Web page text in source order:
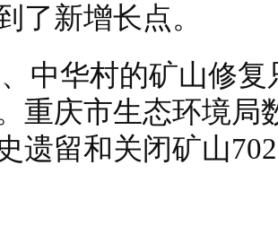
了新增长点。
中华村的矿山修
重庆市生态环境局
遗留和关闭矿山